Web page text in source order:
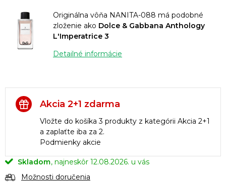
Originálna vôňa NANITA-088 má podobné
zloženie ako Dolce & Gabbana Anthology
L'Imperatrice 3
Detailné informácie
Akcia 2+1 zdarma
Vložte do košíka 3 produkty z kategórii Akcia 2+1
a zaplaťte iba za 2.
Podmienky akcie
Skladom
12.08.2026.
Možnosti doručenia